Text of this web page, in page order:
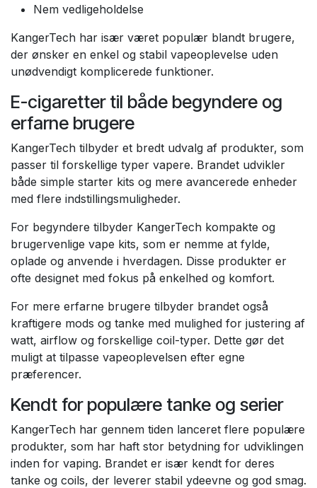
Nem vedligeholdelse
KangerTech har især været populær blandt brugere,
der ønsker en enkel og stabil vapeoplevelse uden
unødvendigt komplicerede funktioner.
E-cigaretter til både begyndere og
erfarne brugere
KangerTech tilbyder et bredt udvalg af produkter, som
passer til forskellige typer vapere. Brandet udvikler
både simple starter kits og mere avancerede enheder
med flere indstillingsmuligheder.
For begyndere tilbyder KangerTech kompakte og
brugervenlige vape kits, som er nemme at fylde,
oplade og anvende i hverdagen. Disse produkter er
ofte designet med fokus på enkelhed og komfort.
For mere erfarne brugere tilbyder brandet også
kraftigere mods og tanke med mulighed for justering af
watt, airflow og forskellige coil-typer. Dette gør det
muligt at tilpasse vapeoplevelsen efter egne
præferencer.
Kendt for populære tanke og serier
KangerTech har gennem tiden lanceret flere populære
produkter, som har haft stor betydning for udviklingen
inden for vaping. Brandet er især kendt for deres
tanke og coils, der leverer stabil ydeevne og god smag.